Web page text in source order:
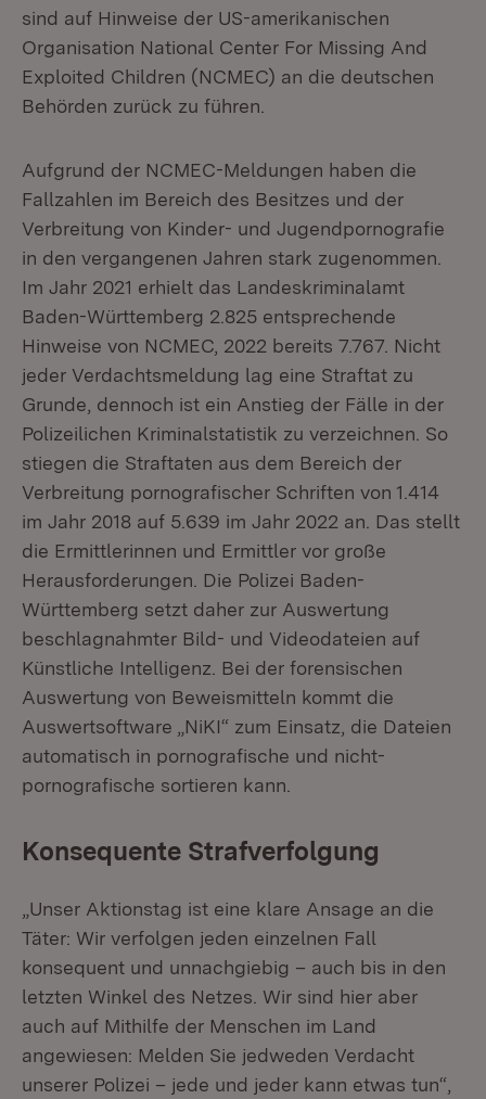
sind auf Hinweise der US-amerikanischen
Organisation National Center For Missing And
Exploited Children (NCMEC) an die deutschen
Behörden zurück zu führen.
Aufgrund der NCMEC-Meldungen haben die
Fallzahlen im Bereich des Besitzes und der
Verbreitung von Kinder- und Jugendpornografie
in den vergangenen Jahren stark zugenommen.
Im Jahr 2021 erhielt das Landeskriminalamt
Baden-Württemberg 2.825 entsprechende
Hinweise von NCMEC, 2022 bereits 7.767. Nicht
jeder Verdachtsmeldung lag eine Straftat zu
Grunde, dennoch ist ein Anstieg der Fälle in der
Polizeilichen Kriminalstatistik zu verzeichnen. So
stiegen die Straftaten aus dem Bereich der
Verbreitung pornografischer Schriften von 1.414
im Jahr 2018 auf 5.639 im Jahr 2022 an. Das stellt
die Ermittlerinnen und Ermittler vor große
Herausforderungen. Die Polizei Baden-
Württemberg setzt daher zur Auswertung
beschlagnahmter Bild- und Videodateien auf
Künstliche Intelligenz. Bei der forensischen
Auswertung von Beweismitteln kommt die
Auswertsoftware „NiKI“ zum Einsatz, die Dateien
automatisch in pornografische und nicht-
pornografische sortieren kann.
Konsequente Strafverfolgung
„Unser Aktionstag ist eine klare Ansage an die
Täter: Wir verfolgen jeden einzelnen Fall
konsequent und unnachgiebig – auch bis in den
letzten Winkel des Netzes. Wir sind hier aber
auch auf Mithilfe der Menschen im Land
angewiesen: Melden Sie jedweden Verdacht
unserer Polizei – jede und jeder kann etwas tun“,